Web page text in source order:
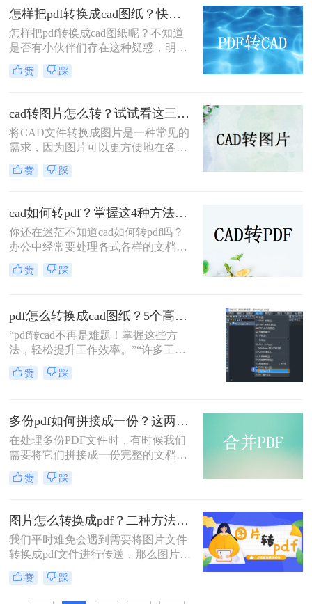
转换为PDF格式是一个重要的步骤，
可以使文件在各种设备和平台上更加
易于共享和查看。当需要将CAD文件
转换为PDF文件时，有几种不同的方
法可以使用。以下是其中的一种高质
量转换方法的详细介绍。
怎样把pdf转换成cad图纸？快点来学一下这四个方法吧！
怎样把pdf转换成cad图纸呢？不知道
是否有小伙伴们存在这种疑惑，明明
是CAD图纸文件，却收到别人分享的
PDF格式。那是因为PDF兼容性好，
的图纸，首先需要对方也有CAD工
具，其次还要确保工具和图纸的版本
相匹配才能正常查阅，所以收到PDF
格式的图纸文件就合理啦。那如果想
转回CAD格式重新绘制如何操作呢？
下面就给大家分享PDF转CAD图纸的
赞 踩
cad转图片怎么转？试试看这三个方法！
将CAD文件转换成图片是一种常见的
需求，因为图片可以更方便地在各种
场合使用，如展示、汇报等。那么cad
转图片怎么转呢？本文将介绍将CAD
更好地了解如何实现这一目的。
赞 踩
cad如何转pdf？掌握这4种方法就可以！
你还在迷茫不知道cad如何转pdf吗？
办公中经常要处理各式各样的文档，
不仅要处理还要打印，说到打印，打
印效果好的文件还得属PDF文件，因
式，那么如何cad图纸转pdf文件呢？
别担心，下面就来教会大家。
赞 踩
pdf怎么转换成cad图纸？5个高效方法详解！
“pdf转cad不再是难题！掌握这些方
法，轻松提升工作效率。”“许多工程
师和设计师都在问：‘PDF怎么转换成
CAD图纸？’ 其实，通过几种高效方
赞 踩
多份pdf如何拼接成一份？这两个方法都可以合并！
在处理多份PDF文件时，有时候我们
需要将它们拼接成一份完整的文档。
这可能是因为需要将多个文件的内容
合并到一起，或者是因为需要将多个
下面，我们将详细介绍多份pdf如何拼
接成一份。
赞 踩
图片怎么转换成pdf？二种方法轻松转换！
我们平时难免会遇到需要将图片文件
转换成pdf文件进行传送，那么图片怎
么转换成pdf呢？接下来就让小编来教
你如何操作。
赞 踩